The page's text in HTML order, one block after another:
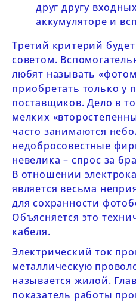
друг другу
аккумуляторе и
Третий критерий
советом.
любят называть
приобретать только у
поставщиков. Дело в
мелких
часто занимаются
недобросовестные
невелика – спрос за
В отношении
является весьма
для сохранности
Объясняется это
кабеля.
Электрический ток
металлическую
называется жилой.
показатель работы